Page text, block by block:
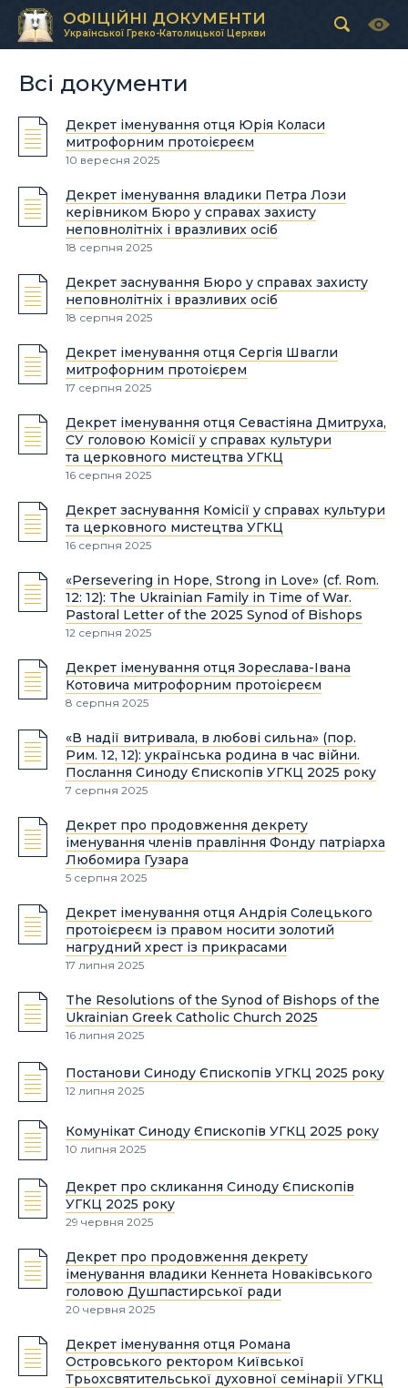
ОФІЦІЙНІ ДОКУМЕНТИ
Української Греко-Католицької Церкви
Всі документи
Декрет іменування отця Юрія Коласи
митрофорним протоієреєм
10 вересня 2025
Декрет іменування владики Петра Лози
керівником Бюро у справах захисту
неповнолітніх і вразливих осіб
18 серпня 2025
Декрет заснування Бюро у справах захисту
неповнолітніх і вразливих осіб
18 серпня 2025
Декрет іменування отця Сергія Швагли
митрофорним протоієрем
17 серпня 2025
Декрет іменування отця Севастіяна Дмитруха,
СУ головою Комісії у справах культури
та церковного мистецтва УГКЦ
16 серпня 2025
Декрет заснування Комісії у справах культури
та церковного мистецтва УГКЦ
16 серпня 2025
«Persevering in Hope, Strong in Love» (cf. Rom.
12: 12): The Ukrainian Family in Time of War.
Pastoral Letter of the 2025 Synod of Bishops
12 серпня 2025
Декрет іменування отця Зореслава-Івана
Котовича митрофорним протоієреєм
8 серпня 2025
«В надії витривала, в любові сильна» (пор.
Рим. 12, 12): українська родина в час війни.
Послання Синоду Єпископів УГКЦ 2025 року
7 серпня 2025
Декрет про продовження декрету
іменування членів правління Фонду патріарха
Любомира Гузара
5 серпня 2025
Декрет іменування отця Андрія Солецького
протоієреєм із правом носити золотий
нагрудний хрест із прикрасами
17 липня 2025
The Resolutions of the Synod of Bishops of the
Ukrainian Greek Catholic Church 2025
16 липня 2025
Постанови Синоду Єпископів УГКЦ 2025 року
12 липня 2025
Комунікат Синоду Єпископів УГКЦ 2025 року
10 липня 2025
Декрет про скликання Синоду Єпископів
УГКЦ 2025 року
29 червня 2025
Декрет про продовження декрету
іменування владики Кеннета Новаківського
головою Душпастирської ради
20 червня 2025
Декрет іменування отця Романа
Островського ректором Київської
Трьохсвятительської духовної семінарії УГКЦ